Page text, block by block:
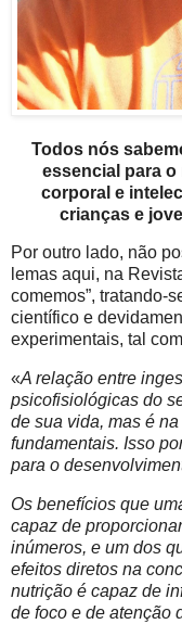
Todos nós
essencial para
corporal e
crianças e
Por outro lado, não
lemas aqui, na
comemos”, tratando-
científico e
experimentais, tal
«A relação entre
psicofisiológicas do
de sua vida, mas é
fundamentais. Isso
para o
Os benefícios que
capaz de
inúmeros, e um dos
efeitos diretos na
nutrição é capaz de
de foco e de atenção